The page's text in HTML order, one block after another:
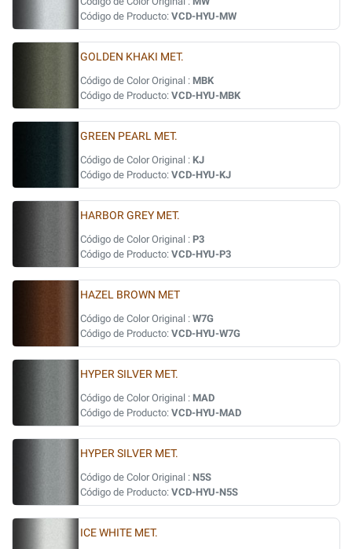
Código de Producto: VCD-HYU-MW
GOLDEN KHAKI MET.
Código de Color Original : MBK
Código de Producto: VCD-HYU-MBK
GREEN PEARL MET.
Código de Color Original : KJ
Código de Producto: VCD-HYU-KJ
HARBOR GREY MET.
Código de Color Original : P3
Código de Producto: VCD-HYU-P3
HAZEL BROWN MET
Código de Color Original : W7G
Código de Producto: VCD-HYU-W7G
HYPER SILVER MET.
Código de Color Original : MAD
Código de Producto: VCD-HYU-MAD
HYPER SILVER MET.
Código de Color Original : N5S
Código de Producto: VCD-HYU-N5S
ICE WHITE MET.